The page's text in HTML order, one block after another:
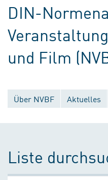
DIN-
und Film
Über NVBF Aktuelles
Liste